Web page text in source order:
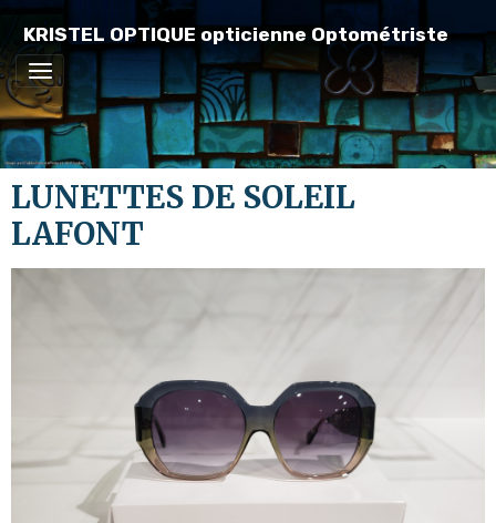
KRISTEL OPTIQUE opticienne Optométriste
LUNETTES DE SOLEIL
LAFONT